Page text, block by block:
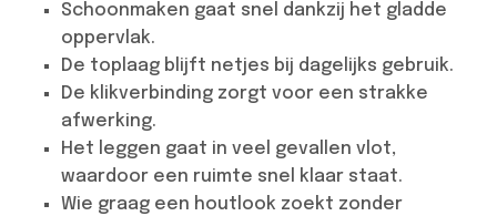
Schoonmaken gaat snel dankzij het gladde
oppervlak.
De toplaag blijft netjes bij dagelijks gebruik.
De klikverbinding zorgt voor een strakke
afwerking.
Het leggen gaat in veel gevallen vlot,
waardoor een ruimte snel klaar staat.
Wie graag een houtlook zoekt zonder